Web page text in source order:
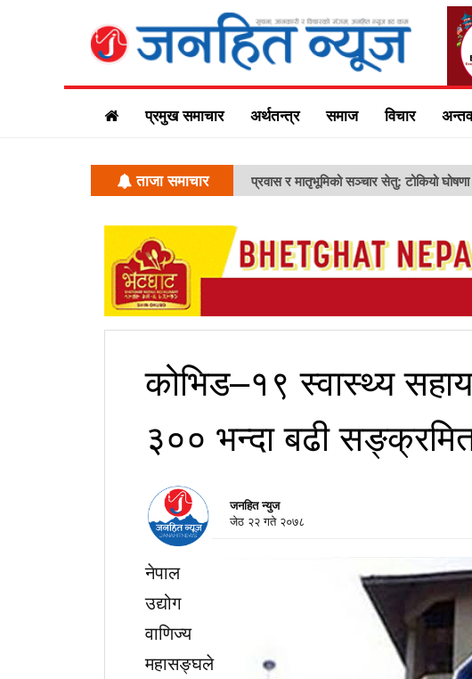
प्रमुख समाचार अर्थतन्त्र समाज विचार
ताजा समाचार
ग्लोबल मिडिया सम्मेलन’ सम्पन्न
कोभिड–१९ स्वास्थ्य
३०० भन्दा बढी
जनहित न्युज
जेठ २२ गते २०७८
नेपाल
उद्योग
वाणिज्य
महासङ्घले